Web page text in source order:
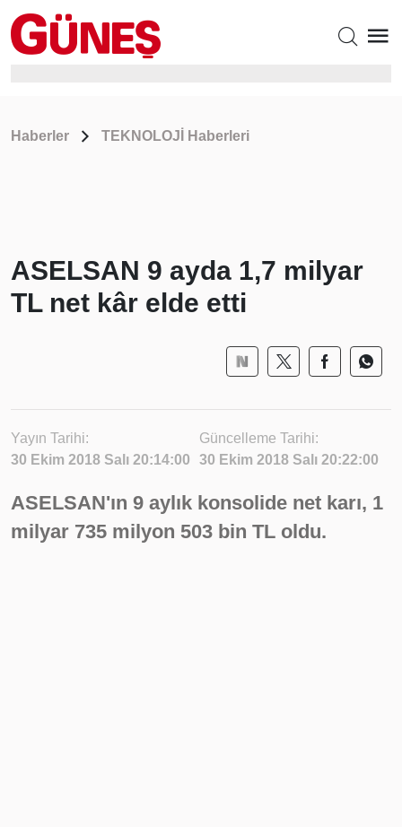
Haberler TEKNOLOJİ Haberleri
ASELSAN 9 ayda 1,7 milyar
TL net kâr elde etti
Yayın Tarihi:
30 Ekim 2018 Salı 20:14:00
Güncelleme Tarihi:
30 Ekim 2018 Salı 20:22:00
ASELSAN'ın 9 aylık konsolide net karı, 1
milyar 735 milyon 503 bin TL oldu.